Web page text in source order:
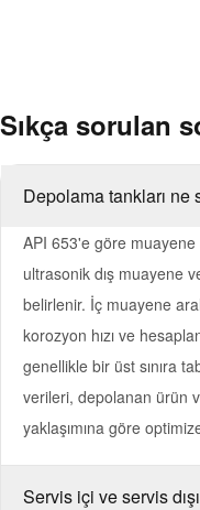
Sıkça sorulan
Depolama tankları ne
API 653'e göre muayene
ultrasonik dış muayene
belirlenir. İç muayene
korozyon hızı ve
genellikle bir üst sınıra
verileri, depolanan ürün
yaklaşımına göre
Servis içi ve servis